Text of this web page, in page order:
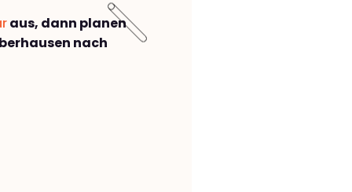
aus, dann planen
nach